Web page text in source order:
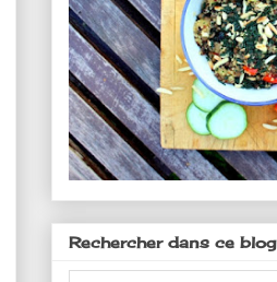
Rechercher dans ce blog